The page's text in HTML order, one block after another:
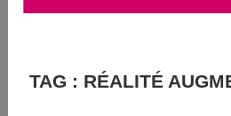
GUIDE D'UTILISATION DE
TAG : RÉALITÉ